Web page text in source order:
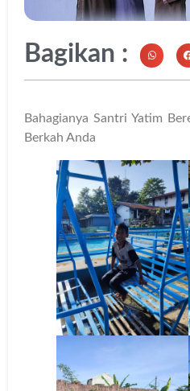
Bagikan :
Bahagianya Santri Yatim
Berkah Anda